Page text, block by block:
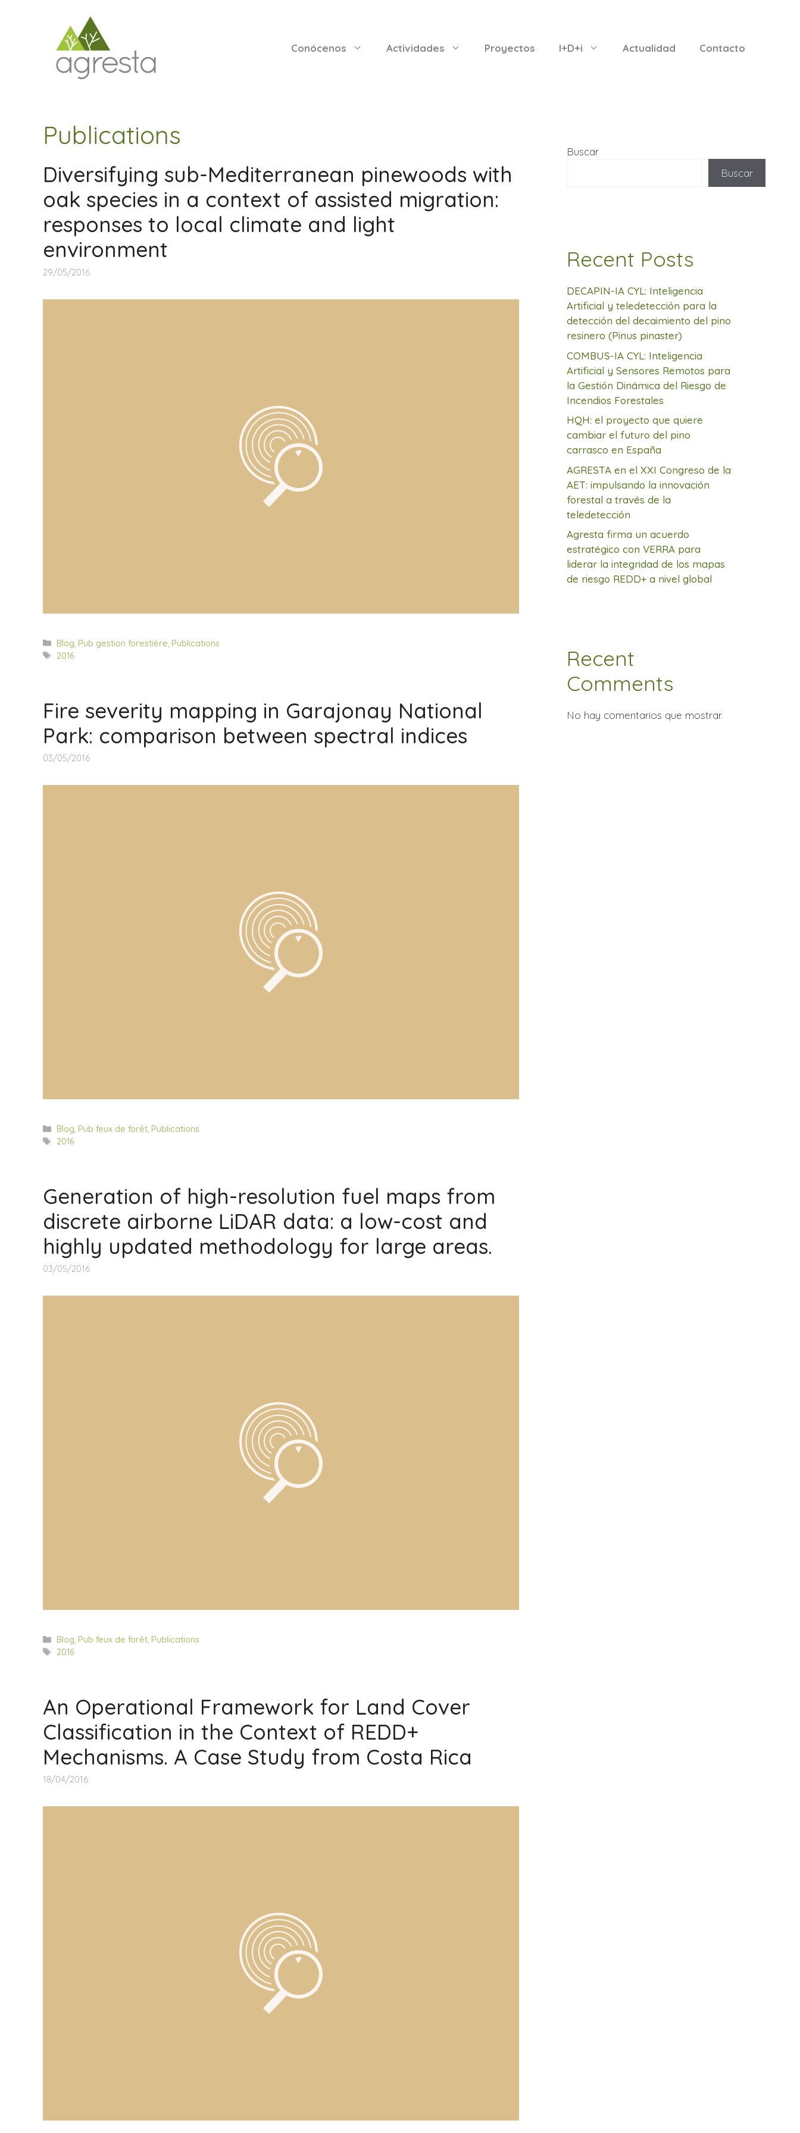
Conócenos
Actividades Proyectos I+D+i Actualidad Contacto
Publications
Diversifying sub-Mediterranean pinewoods with
oak species in a context of assisted migration:
responses to local climate and light
environment
29/05/2016
Categorías
Blog,Pub gestion forestière,Publications
Etiquetas
2016
Fire severity mapping in Garajonay National
Park: comparison between spectral indices
03/05/2016
Categorías
Blog,Pub feux de forêt,Publications
Etiquetas
2016
Generation of high-resolution fuel maps from
discrete airborne LiDAR data: a low-cost and
highly updated methodology for large areas.
03/05/2016
Categorías
Blog,Pub feux de forêt,Publications
Etiquetas
2016
An Operational Framework for Land Cover
Classification in the Context of REDD+
Mechanisms. A Case Study from Costa Rica
18/04/2016
Buscar
Buscar
Recent Posts
DECAPIN-IA CYL: Inteligencia
Artificial y teledetección para la
detección del decaimiento del pino
resinero (Pinus pinaster)
COMBUS-IA CYL: Inteligencia
Artificial y Sensores Remotos para
la Gestión Dinámica del Riesgo de
Incendios Forestales
HQH: el proyecto que quiere
cambiar el futuro del pino
carrasco en España
AGRESTA en el XXI Congreso de la
AET: impulsando la innovación
forestal a través de la
teledetección
Agresta firma un acuerdo
estratégico con VERRA para
liderar la integridad de los mapas
de riesgo REDD+ a nivel global
Recent
Comments
No hay comentarios que mostrar.